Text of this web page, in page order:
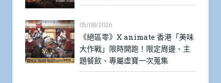
05/08/2026
《絕區零》X animate 香港「美味
大作戰」限時開跑！限定周邊、主
題餐飲、專屬虛寶一次蒐集